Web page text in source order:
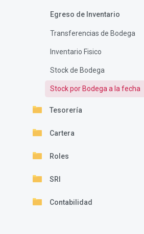
Egreso de Inventario
Transferencias de Bodega
Inventario Fisico
Stock de Bodega
Stock por Bodega a la fecha
Tesorería
Cartera
Roles
SRI
Contabilidad